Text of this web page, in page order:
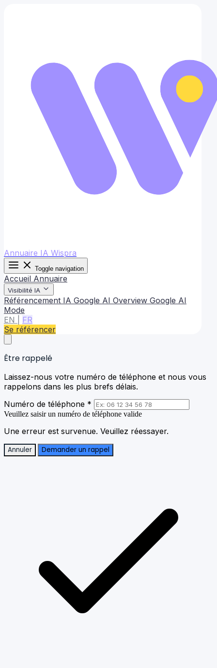
Annuaire IA Wispra
Toggle navigation
Accueil Annuaire
Visibilité IA
Référencement IA Google AI Overview Google AI
Mode
EN
FR
Se référencer
Être rappelé
Laissez-nous votre numéro de téléphone et nous vous
rappelons dans les plus brefs délais.
Numéro de téléphone *
Veuillez saisir un numéro de téléphone valide
Une erreur est survenue. Veuillez réessayer.
Annuler Demander un rappel